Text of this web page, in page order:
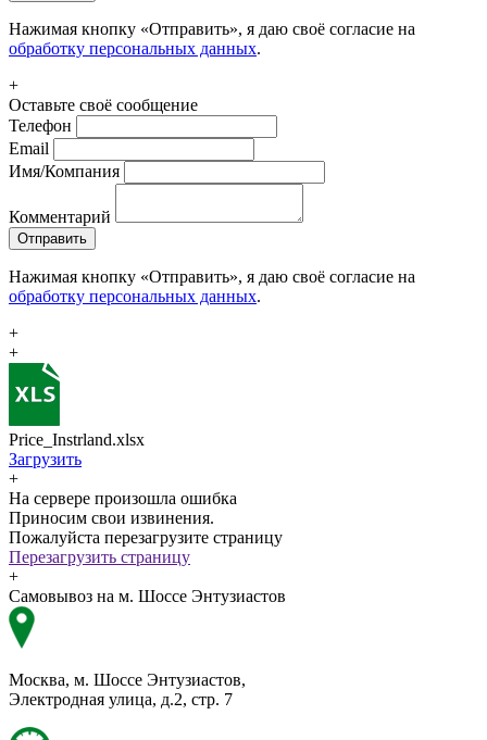
Нажимая кнопку «Отправить», я даю своё согласие на
обработку персональных данных.
+
Оставьте своё сообщение
Телефон
Email
Имя/Компания
Комментарий
Отправить
Нажимая кнопку «Отправить», я даю своё согласие на
обработку персональных данных.
+
+
Price_Instrland.xlsx
Загрузить
+
На сервере произошла ошибка
Приносим свои извинения.
Пожалуйста перезагрузите страницу
Перезагрузить страницу
+
Самовывоз на м. Шоссе Энтузиастов
Москва, м. Шоссе Энтузиастов,
Электродная улица, д.2, стр. 7